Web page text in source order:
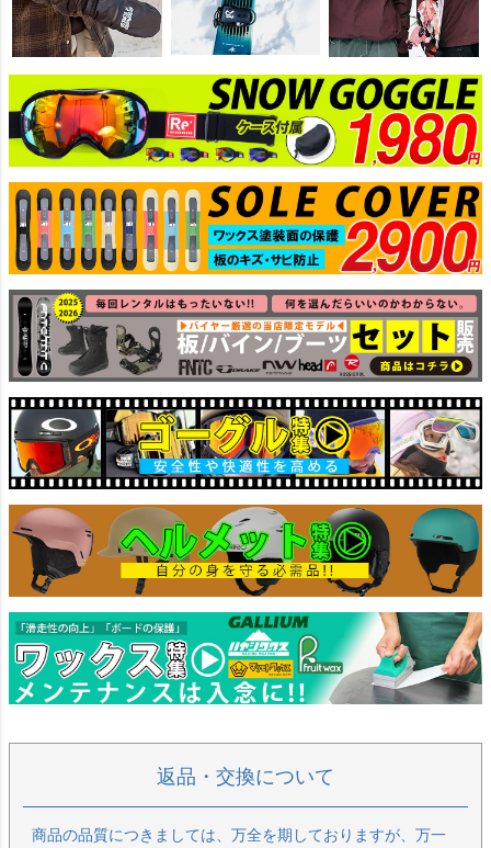
返品・交換について
商品の品質につきましては、万全を期しておりますが、万一